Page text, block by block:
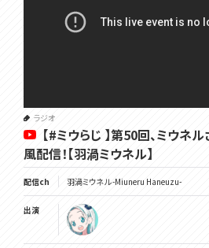
ラジオ
【#ミウらじ 】第50回、ミウネ
風配信！【羽渦ミウネル】
配信ch 羽渦ミウネル -Miuneru Haneuzu-
出演